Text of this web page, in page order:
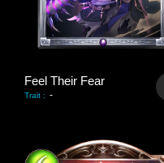
Feel Their Fear
Trait : -